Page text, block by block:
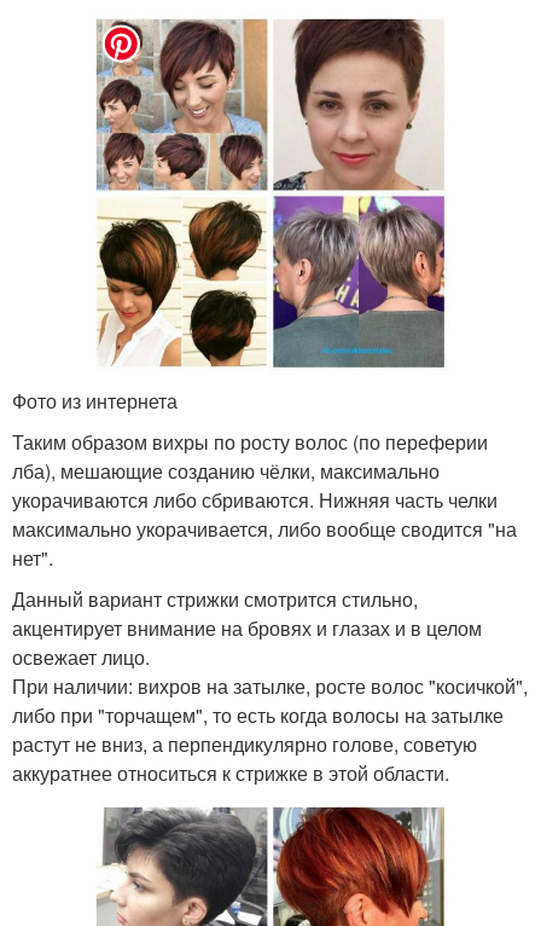
Фото из интернета
Таким образом вихры по росту волос (по переферии
лба), мешающие созданию чёлки, максимально
укорачиваются либо сбриваются. Нижняя часть челки
максимально укорачивается, либо вообще сводится "на
нет".
Данный вариант стрижки смотрится стильно,
акцентирует внимание на бровях и глазах и в целом
освежает лицо.
При наличии: вихров на затылке, росте волос "косичкой",
либо при "торчащем", то есть когда волосы на затылке
растут не вниз, а перпендикулярно голове, советую
аккуратнее относиться к стрижке в этой области.